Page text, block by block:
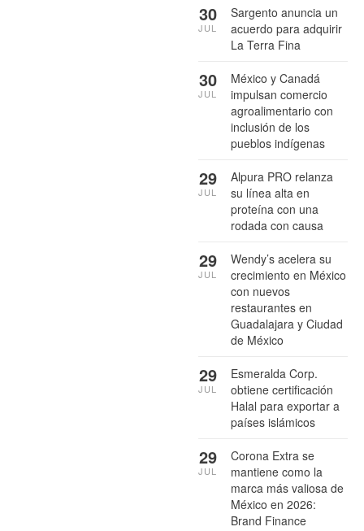
Sargento anuncia un
acuerdo para adquirir
La Terra Fina
30
JUL
México y Canadá
impulsan comercio
agroalimentario con
inclusión de los
pueblos indígenas
30
JUL
Alpura PRO relanza
su línea alta en
proteína con una
rodada con causa
29
JUL
Wendy’s acelera su
crecimiento en México
con nuevos
restaurantes en
Guadalajara y Ciudad
de México
29
JUL
Esmeralda Corp.
obtiene certificación
Halal para exportar a
países islámicos
29
JUL
Corona Extra se
mantiene como la
marca más valiosa de
México en 2026:
Brand Finance
29
JUL